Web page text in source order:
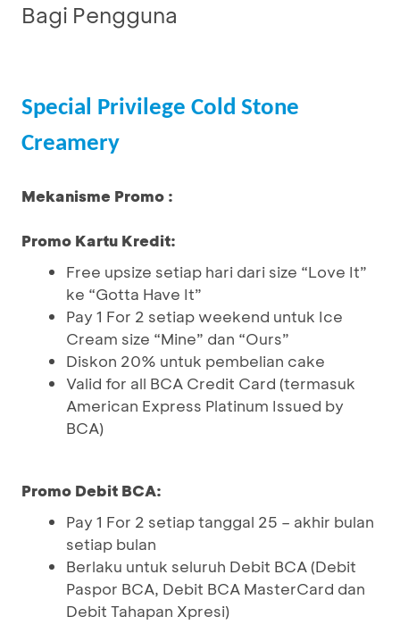
Bagi Pengguna
Special Privilege Cold Stone
Creamery
Mekanisme Promo :
Promo Kartu Kredit:
Free upsize setiap hari dari size “Love It”
ke “Gotta Have It”
Pay 1 For 2 setiap weekend untuk Ice
Cream size “Mine” dan “Ours”
Diskon 20% untuk pembelian cake
Valid for all BCA Credit Card (termasuk
American Express Platinum Issued by
BCA)
Promo Debit BCA:
Pay 1 For 2 setiap tanggal 25 – akhir bulan
setiap bulan
Berlaku untuk seluruh Debit BCA (Debit
Paspor BCA, Debit BCA MasterCard dan
Debit Tahapan Xpresi)